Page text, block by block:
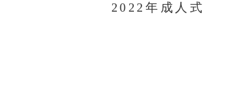
2022年成人式